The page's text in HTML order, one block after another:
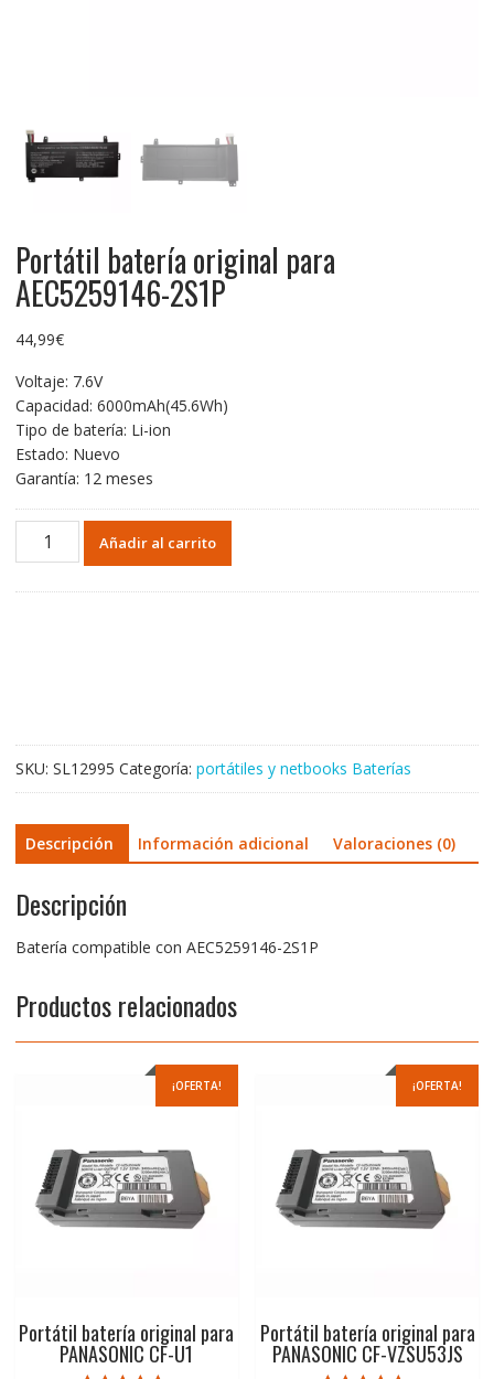
Portátil batería original para
AEC5259146-2S1P
44,99€
Voltaje: 7.6V
Capacidad: 6000mAh(45.6Wh)
Tipo de batería: Li-ion
Estado: Nuevo
Garantía: 12 meses
Portátil
batería
Añadir al carrito
SKU: SL12995 Categoría: portátiles y netbooks Baterías
Descripción Información adicional Valoraciones (0)
Descripción
Batería compatible con AEC5259146-2S1P
Productos relacionados
¡OFERTA!
Portátil batería original para
PANASONIC CF-U1
¡OFERTA!
Portátil batería original para
PANASONIC CF-VZSU53JS